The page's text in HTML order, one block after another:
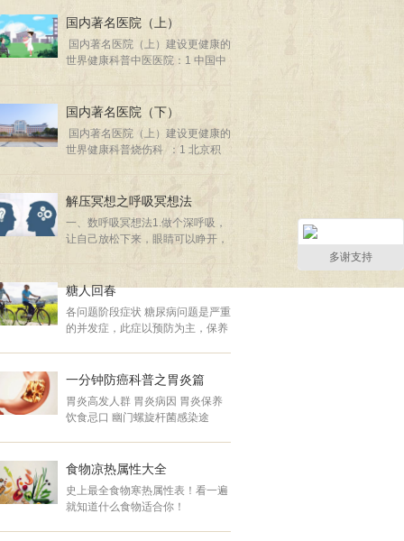
入食管 （吃超过八成饱容易发
生） 3喝热液体（包括热中药
热稀粥) 4长期精神 ...
国内著名医院（上）
国内著名医院（上）建设更健康的
世界健康科普中医医院：1 中国中
天津中医药大学第一附属医院5 中
国中医科学院西苑医院6 广西中医
药大学第一附属医院7 北京市中医
院8 北京中医药大学东直门医院9
安徽中医药大学第一附属医院10
上海中医药大学附属曙光医院11
河南中医药大学第一附属医院12
西安市中医院13 辽宁中医药大学
附属医院14 湖南中医药大学第一
国内著名医院（下）
国内著名医院（上）建设更健康的
世界健康科普烧伤科 ：1 北京积
川大学华西医院6 甘肃人民医院7
西安西京医院8 天津第四医院9 广
州中山医院10 湖南湘雅医院11 南
昌大学一附院12 安徽医科大一附
属第一医院15 第三军医大学附属
西南医院呼吸科 ：1 武汉同济医
院2 广州医科大附一医院3 北京协
和医院4 重庆新桥医院5 北京
解压冥想之呼吸冥想法
一、数呼吸冥想法1.做个深呼吸，
让自己放松下来，眼睛可以睁开，
围的东西。3.把注意力集中在你的
呼吸上，从每一次呼吸的开始到结
束。4.在呼吸的同时轻轻地数自己
呼吸的次数，数到十即可，然后再
从一开始重新数。如果数到一半走
糖人回春
各问题阶段症状 糖尿病问题是严重
的并发症，此症以预防为主，保养
现早控制可以拖延发作糖尿病几
年，据北京名医介绍此症如拖到70
岁再发生 以现在医疗技术 可保证
生活不受影响！ 高可能性人
群 &nbs ... ... ... ... ... ... ... ... ... ...
一分钟防癌科普之胃炎篇
胃炎高发人群 胃炎病因 胃炎保养
饮食忌口 幽门螺旋杆菌感染途
食物凉热属性大全
史上最全食物寒热属性表！看一遍
就知道什么食物适合你！
多谢支持